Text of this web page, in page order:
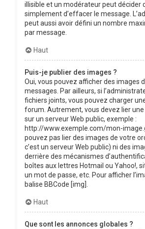
illisible et un modérateur peut décider
simplement d’effacer le message.
peut aussi avoir défini un nombre
par message.
Haut
Puis-je publier des images ?
Oui, vous pouvez afficher des images
messages. Par ailleurs, si
fichiers joints, vous pouvez charger
forum. Autrement, vous devez lier
sur un serveur Web public, exemple :
http://www.exemple.com/mon-
pouvez pas lier des images de votre
c’est un serveur Web public) ni des
derrière des mécanismes
boîtes aux lettres Hotmail ou Yahoo!,
un mot de passe, etc. Pour afficher
balise BBCode [img].
Haut
Que sont les annonces globales ?